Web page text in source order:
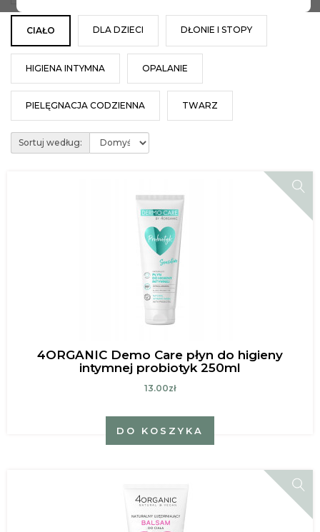
CIAŁO DLA DZIECI DŁONIE I STOPY
HIGIENA INTYMNA OPALANIE
PIELĘGNACJA CODZIENNA TWARZ
Sortuj według:
4ORGANIC Demo Care płyn do higieny
intymnej probiotyk 250ml
13.00zł
DO KOSZYKA